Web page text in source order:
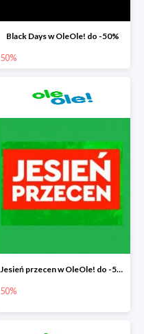
Black Days w OleOle! do -50%
50%
Jesień przecen w OleOle! do -50%
50%